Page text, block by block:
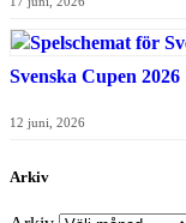
Svenska Cupen 2026
12 juni, 2026
Arkiv